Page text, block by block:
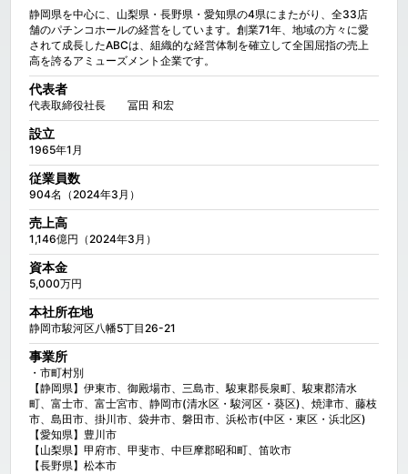
静岡県を中心に、山梨県・長野県・愛知県の4県にまたがり、全33店
舗のパチンコホールの経営をしています。創業71年、地域の方々に愛
されて成長したABCは、組織的な経営体制を確立して全国屈指の売上
高を誇るアミューズメント企業です。
代表者
代表取締役社長　　冨田 和宏
設立
1965年1月
従業員数
904名（2024年3月）
売上高
1,146億円（2024年3月）
資本金
5,000万円
本社所在地
静岡市駿河区八幡5丁目26-21
事業所
・市町村別
【静岡県】伊東市、御殿場市、三島市、駿東郡長泉町、駿東郡清水
町、富士市、富士宮市、静岡市(清水区・駿河区・葵区)、焼津市、藤枝
市、島田市、掛川市、袋井市、磐田市、浜松市(中区・東区・浜北区)
【愛知県】豊川市
【山梨県】甲府市、甲斐市、中巨摩郡昭和町、笛吹市
【長野県】松本市